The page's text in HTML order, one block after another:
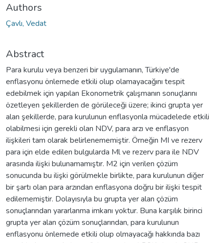
Authors
Çavlı, Vedat
Abstract
Para kurulu veya benzeri bir uygulamanın, Türkiye'de
enflasyonu önlemede etkili olup olamayacağını tespit
edebilmek için yapılan Ekonometrik çalışmanın sonuçlarını
özetleyen şekillerden de görüleceği üzere; ikinci grupta yer
alan şekillerde, para kurulunun enflasyonla mücadelede etkili
olabilmesi için gerekli olan NDV, para arzı ve enflasyon
ilişkileri tam olarak belirlenememiştir. Örneğin MI ve rezerv
para için elde edilen bulgularda Ml ve rezerv para ile NDV
arasında ilişki bulunamamıştır. M2 için verilen çözüm
sonucunda bu ilişki görülmekle birlikte, para kurulunun diğer
bir şartı olan para arzından enflasyona doğru bir ilişki tespit
edilememiştir. Dolayısıyla bu grupta yer alan çözüm
sonuçlarından yararlanma imkanı yoktur. Buna karşılık birinci
grupta yer alan çözüm sonuçlarından, para kurulunun
enflasyonu önlemede etkili olup olmayacağı hakkında bazı